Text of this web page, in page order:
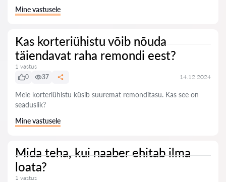
Mine vastusele
Kas korteriühistu võib nõuda
täiendavat raha remondi eest?
1 vastus
0
37 14.12.2024
Meie korteriühistu küsib suuremat remonditasu. Kas see on
seaduslik?
Mine vastusele
Mida teha, kui naaber ehitab ilma
loata?
1 vastus